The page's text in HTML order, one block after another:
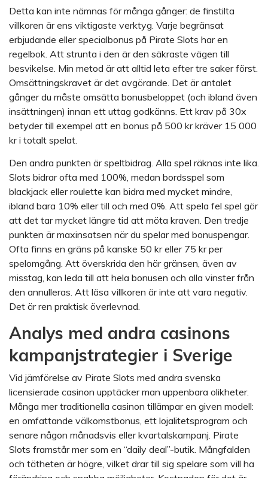
Detta kan inte nämnas för många gånger: de finstilta
villkoren är ens viktigaste verktyg. Varje begränsat
erbjudande eller specialbonus på Pirate Slots har en
regelbok. Att strunta i den är den säkraste vägen till
besvikelse. Min metod är att alltid leta efter tre saker först.
Omsättningskravet är det avgörande. Det är antalet
gånger du måste omsätta bonusbeloppet (och ibland även
insättningen) innan ett uttag godkänns. Ett krav på 30x
betyder till exempel att en bonus på 500 kr kräver 15 000
kr i totalt spelat.
Den andra punkten är speltbidrag. Alla spel räknas inte lika.
Slots bidrar ofta med 100%, medan bordsspel som
blackjack eller roulette kan bidra med mycket mindre,
ibland bara 10% eller till och med 0%. Att spela fel spel gör
att det tar mycket längre tid att möta kraven. Den tredje
punkten är maxinsatsen när du spelar med bonuspengar.
Ofta finns en gräns på kanske 50 kr eller 75 kr per
spelomgång. Att överskrida den här gränsen, även av
misstag, kan leda till att hela bonusen och alla vinster från
den annulleras. Att läsa villkoren är inte att vara negativ.
Det är ren praktisk överlevnad.
Analys med andra casinons
kampanjstrategier i Sverige
Vid jämförelse av Pirate Slots med andra svenska
licensierade casinon upptäcker man uppenbara olikheter.
Många mer traditionella casinon tillämpar en given modell:
en omfattande välkomstbonus, ett lojalitetsprogram och
senare någon månadsvis eller kvartalskampanj. Pirate
Slots framstår mer som en “daily deal”-butik. Mångfalden
och tätheten är högre, vilket drar till sig spelare som vill ha